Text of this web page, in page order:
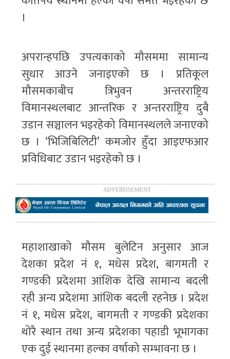
।
अपरान्हपछि उपत्यकाको मौसममा सामान्य
सुधार आउने जनाइएको छ । प्रतिकूल
मौसमकाबीच त्रिभुवन अन्तरराष्ट्रिय
विमानस्थलबाट आन्तरिक र अन्तरराष्ट्रिय दुबै
उडान सञ्चालन भइरहेको विमानस्थलले जनाएको
छ । ‘भिजिबिलिटी’ कमजोर हुँदा आइएफआर
प्रविधिबाट उडान भइरहेको छ ।
महाशाखाको मौसम बुलेटिन अनुसार आज
देशका प्रदेश नं १, मधेस प्रदेश, बागमती र
गण्डकी प्रदेशमा आंशिक देखि सामान्य बदली
रही अन्य प्रदेशमा आंशिक बदली रहनेछ । प्रदेश
नं १, मधेस प्रदेश, बागमती र गण्डकी प्रदेशका
थोरै स्थान तथा अन्य प्रदेशका पहाडी भूभागका
एक दुई स्थानमा हल्का वर्षाको सम्भावना छ ।